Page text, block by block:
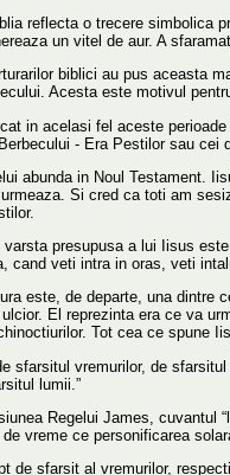
reflecta o trecere simbolica
un vitel de aur. A
biblici au pus aceasta
Acesta este motivul
in acelasi fel aceste
- Era Pestilor sau cei
abunda in Noul Testament.
Si cred ca toti am
varsta presupusa a lui Iisus
cand veti intra in oras, veti
este, de departe, una dintre
El reprezinta era ce va
Tot cea ce spune
sfarsitul vremurilor, de
lumii.”
Regelui James, cuvantul
vreme ce personificarea
de sfarsit al vremurilor,